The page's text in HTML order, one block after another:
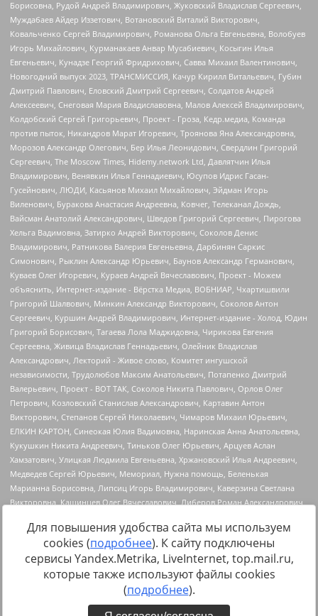
Источник:https://minjust.gov.ru/uploaded/files/reestr-
inostrannyih-agentov-22-03-2024.pdfданные на22.03.2024
Для повышения удобства сайта мы используем
cookies (подробнее). К сайту подключены
сервисы Yandex.Metrika, LiveInternet, top.mail.ru,
которые также используют файлы cookies
(подробнее).